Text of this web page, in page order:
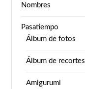
Nombres
Pasatiempo
Álbum de fotos
Álbum de recortes
Amigurumi